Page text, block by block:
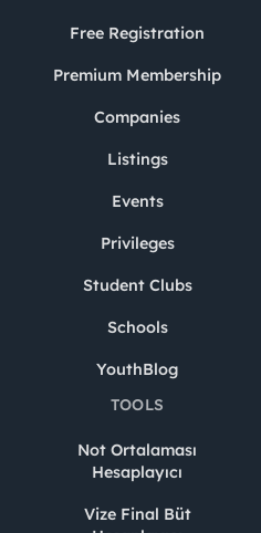
Free Registration
Premium Membership
Companies
Listings
Events
Privileges
Student Clubs
Schools
YouthBlog
TOOLS
Not Ortalaması
Hesaplayıcı
Vize Final Büt